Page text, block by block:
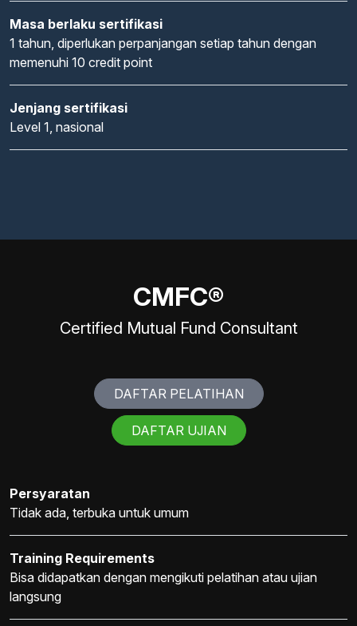
Masa berlaku sertifikasi
1 tahun, diperlukan perpanjangan setiap tahun dengan
memenuhi 10 credit point
Jenjang sertifikasi
Level 1, nasional
CMFC®
Certified Mutual Fund Consultant
DAFTAR PELATIHAN
DAFTAR UJIAN
Persyaratan
Tidak ada, terbuka untuk umum
Training Requirements
Bisa didapatkan dengan mengikuti pelatihan atau ujian
langsung